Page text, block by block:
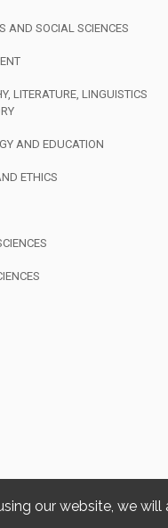
our website, we will
AND SOCIAL SCIENCES
LITERATURE, LINGUISTICS
AND EDUCATION
ETHICS